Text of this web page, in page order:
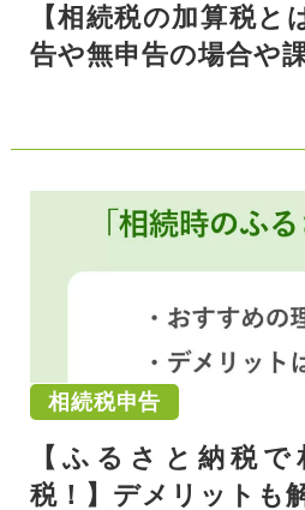
【相続税の加算税と
告や無申告の場合や
相続税申告
【ふるさと納税
税！】デメリットも